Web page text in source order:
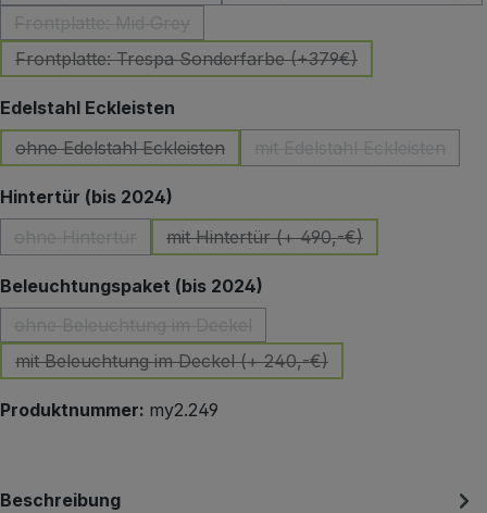
(Diese Option ist zurzeit nicht verfügbar.)
Frontplatte: Trespa Sonderfarbe (+379€)
(Diese Option ist zurzeit nicht verfügbar.)
Edelstahl Eckleisten
ohne Edelstahl Eckleisten
(Diese Option ist zurzeit nicht verfügbar.)
Hintertür (bis 2024)
(Diese Option ist zurzeit nicht verfügbar.)
mit Hintertür (+ 490,-€)
(Diese Option ist zurzeit nicht
Beleuchtungspaket (bis 2024)
(Diese Option ist zurzeit nicht verfügbar.)
mit Beleuchtung im Deckel (+ 240,-€)
(Diese Option ist zurzeit nicht verfügbar.)
Produktnummer: my2.249
Beschreibung